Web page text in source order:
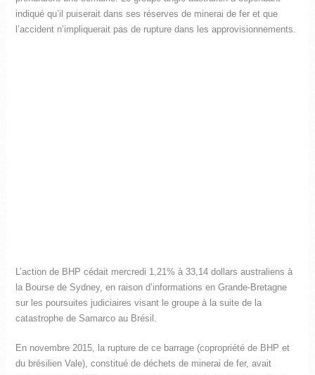
indiqué qu’il puiserait dans ses réserves de minerai de fer et que
l’accident n’impliquerait pas de rupture dans les approvisionnements.
L’action de BHP cédait mercredi 1,21% à 33,14 dollars australiens à
la Bourse de Sydney, en raison d’informations en Grande-Bretagne
sur les poursuites judiciaires visant le groupe à la suite de la
catastrophe de Samarco au Brésil.
En novembre 2015, la rupture de ce barrage (copropriété de BHP et
du brésilien Vale), constitué de déchets de minerai de fer, avait